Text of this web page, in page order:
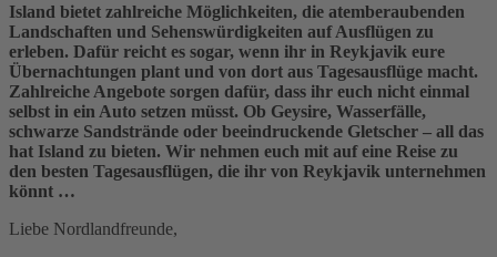
Island bietet zahlreiche Möglichkeiten, die atemberaubenden
Landschaften und Sehenswürdigkeiten auf Ausflügen zu
erleben. Dafür reicht es sogar, wenn ihr in Reykjavik eure
Übernachtungen plant und von dort aus Tagesausflüge macht.
Zahlreiche Angebote sorgen dafür, dass ihr euch nicht einmal
selbst in ein Auto setzen müsst. Ob Geysire, Wasserfälle,
schwarze Sandstrände oder beeindruckende Gletscher – all das
hat Island zu bieten. Wir nehmen euch mit auf eine Reise zu
den besten Tagesausflügen, die ihr von Reykjavik unternehmen
könnt …
Liebe Nordlandfreunde,